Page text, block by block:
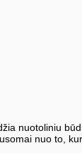
nuotoliniu
nuo to,